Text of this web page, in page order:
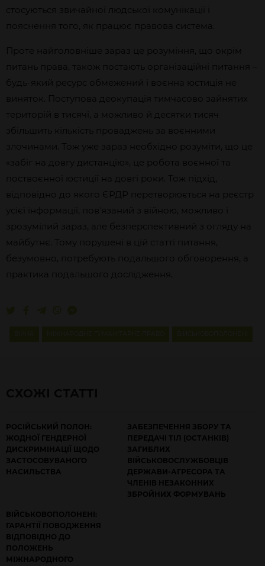
стосуються звичайної людської комунікації і
пояснення того, як працює правова система.
Проте найголовніше зараз це розуміння, що окрім
питань права, також постають організаційні питання –
будь-який ресурс обмежений і воєнна юстиція не
виняток. Поступова деокупація тимчасово зайнятих
територій в тисячі, а можливо й десятки тисяч
збільшить кількість проваджень за воєнними
злочинами. Тож уже зараз необхідно розуміти, що це
«забіг на довгу дистанцію», це робота воєнної та
поствоєнної юстиції на довгі роки. Тож підхід,
відповідно до якого ЄРДР перетворюється на реєстр
усієї інформації, повʼязаний з війною, можливо і
зрозумілий зараз, але безперспективний з огляду на
майбутнє. Тому порушені в цій статті питання,
безумовно, потребують подальшого обговорення, а
практика подальшого дослідження.
РОСІЙСЬКИЙ ПОЛОН:
ЖОДНОЇ ГЕНДЕРНОЇ
ДИСКРИМІНАЦІЇ ЩОДО
ЗАСТОСОВУВАНОГО
НАСИЛЬСТВА
ЗАБЕЗПЕЧЕННЯ ЗБОРУ ТА
ПЕРЕДАЧІ ТІЛ (ОСТАНКІВ)
ЗАГИБЛИХ
ВІЙСЬКОВОСЛУЖБОВЦІВ
ДЕРЖАВИ-АГРЕСОРА ТА
ЧЛЕНІВ НЕЗАКОННИХ
ЗБРОЙНИХ ФОРМУВАНЬ
ВІЙСЬКОВОПОЛОНЕНІ:
ГАРАНТІЇ ПОВОДЖЕННЯ
ВІДПОВІДНО ДО
ПОЛОЖЕНЬ
МІЖНАРОДНОГО